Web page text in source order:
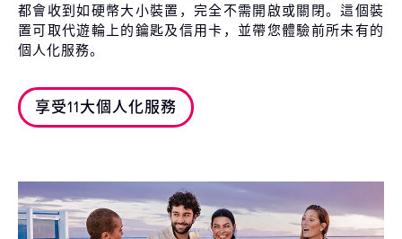
都會收到如硬幣大小裝置，完全不需開啟或關閉。這個裝
置可取代遊輪上的鑰匙及信用卡，並帶您體驗前所未有的
個人化服務。
享受11大個人化服務